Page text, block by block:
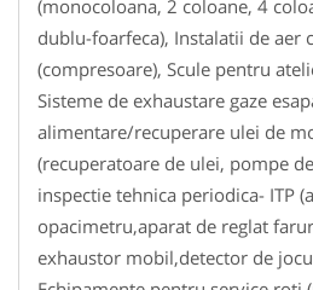
(monocoloana, 2 coloane, 4
dublu-foarfeca), Instalatii de aer
(compresoare), Scule pentru
Sisteme de exhaustare gaze
alimentare/recuperare ulei de
(recuperatoare de ulei, pompe
inspectie tehnica periodica- ITP
opacimetru,aparat de reglat
exhaustor mobil,detector de